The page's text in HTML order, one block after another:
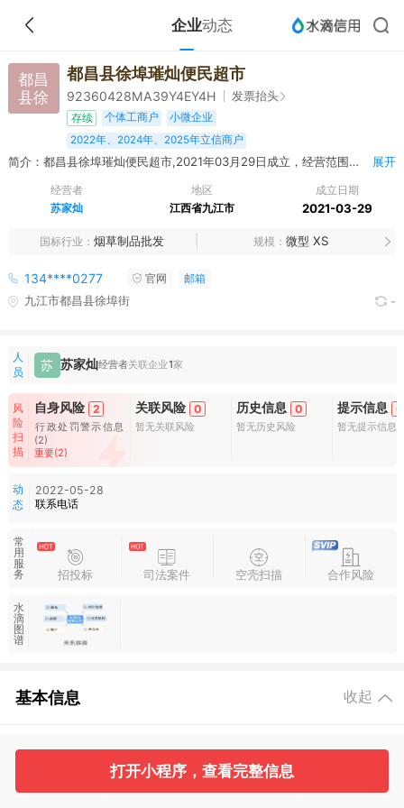
企业动态
都昌
县徐
都昌县徐埠璀灿便民超市
92360428MA39Y4EY4H 发票抬头
存续 个体工商户
小微企业
2022年、2024年、2025年立信商户
简介：都昌县徐埠璀灿便民超市,2021年03月29日成立，经营范围包括许可项目：食品经营（销售预包装食品），食品经营（销售散装食品），烟草制品零售（依法须经批准的项目，经相关部门批准后方可开展经营活动） 一般项目：日用百货销售，新鲜水果零售，新鲜蔬菜零售（除许可业务外，可自主依法经营法律法规非禁止或限制的项目） 展开
经营者
苏家灿
地区
江西省九江市
成立日期
2021-03-29
国标行业 烟草制品批发 规模 微型 XS
134****0277 官网 邮箱
九江市都昌县徐埠街 -
人
员
苏 苏家灿经营者关联企业1家
风
险
扫
描
自身风险 2
行政处罚警示信息
(2)
重要(2)
关联风险 0
暂无关联风险
历史信息 0
暂无历史风险
提示信息 0
暂无提示信息
动
态
2022-05-28
联系电话
常
用
服
务
招投标 司法案件 空壳扫描 合作风险
水
滴
图
谱
基本信息 收起
工商信息
1
主要人员 对外投资 变更记录
打开小程序，查看完整信息